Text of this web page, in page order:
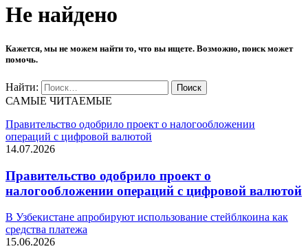
Не найдено
Кажется, мы не можем найти то, что вы ищете. Возможно, поиск может
помочь.
Найти:
САМЫЕ ЧИТАЕМЫЕ
Правительство одобрило проект о налогообложении
операций с цифровой валютой
14.07.2026
Правительство одобрило проект о
налогообложении операций с цифровой валютой
В Узбекистане апробируют использование стейблкоина как
средства платежа
15.06.2026